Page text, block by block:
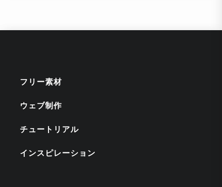
フリー素材
ウェブ制作
チュートリアル
インスピレーション